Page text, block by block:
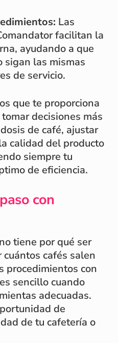
Las
facilitan la
ayudando a que
sigan las mismas
de servicio.
que te proporciona
decisiones más
de café, ajustar
calidad del producto
siempre tu
de eficiencia.
con
tiene por qué ser
cafés salen
procedimientos con
sencillo cuando
adecuadas.
de
de tu cafetería o